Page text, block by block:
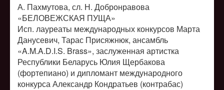
А. Пахмутова, сл. Н. Добронравова
«БЕЛОВЕЖСКАЯ ПУЩА»
Исп. лауреаты международных конкурсов Марта
Данусевич, Тарас Присяжнюк, ансамбль
«A.M.A.D.I.S. Brass», заслуженная артистка
Республики Беларусь Юлия Щербакова
(фортепиано) и дипломант международного
конкурса Александр Кондратьев (контрабас)